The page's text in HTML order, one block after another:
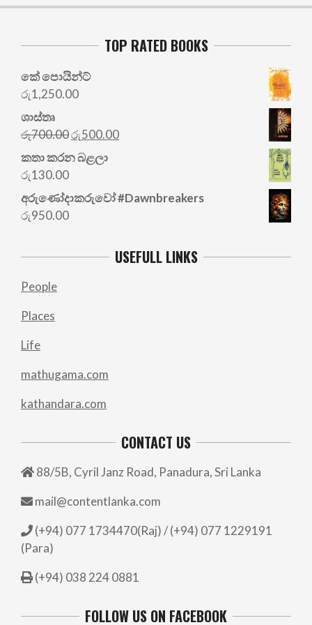
TOP RATED BOOKS
කේ පොයින්ට්
රු1,250.00
ශාස්තෘ
රු700.00Original
price
was:
රු500.00Current
කතා කරන බළලා
රු130.00
අරු‍ණෝදාකරුවෝ #Dawnbreakers
රු950.00
USEFULL LINKS
People
Places
Life
mathugama.com
kathandara.com
CONTACT US
88/5B, Cyril Janz Road, Panadura, Sri Lanka
mail@contentlanka.com
(+94) 077 1734470(Raj) / (+94) 077 1229191
(Para)
(+94) 038 224 0881
FOLLOW US ON FACEBOOK